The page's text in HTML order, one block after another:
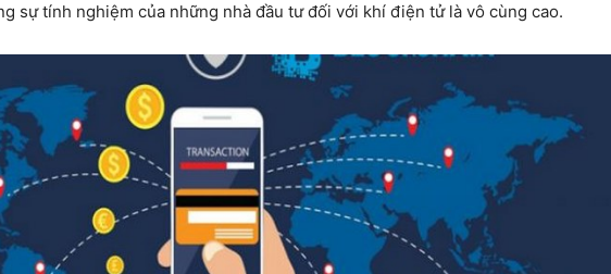
sự tính nghiệm của những nhà đầu tư đối với khí điện tử là vô cùng cao.